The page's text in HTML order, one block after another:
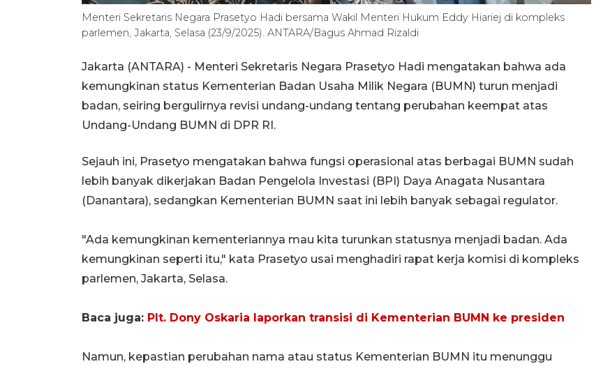
Menteri Sekretaris Negara Prasetyo Hadi bersama Wakil Menteri Hukum Eddy Hiariej di kompleks
parlemen, Jakarta, Selasa (23/9/2025). ANTARA/Bagus Ahmad Rizaldi
Jakarta (ANTARA) - Menteri Sekretaris Negara Prasetyo Hadi mengatakan bahwa ada
kemungkinan status Kementerian Badan Usaha Milik Negara (BUMN) turun menjadi
badan, seiring bergulirnya revisi undang-undang tentang perubahan keempat atas
Undang-Undang BUMN di DPR RI.
Sejauh ini, Prasetyo mengatakan bahwa fungsi operasional atas berbagai BUMN sudah
lebih banyak dikerjakan Badan Pengelola Investasi (BPI) Daya Anagata Nusantara
(Danantara), sedangkan Kementerian BUMN saat ini lebih banyak sebagai regulator.
"Ada kemungkinan kementeriannya mau kita turunkan statusnya menjadi badan. Ada
kemungkinan seperti itu," kata Prasetyo usai menghadiri rapat kerja komisi di kompleks
parlemen, Jakarta, Selasa.
Baca juga: Plt. Dony Oskaria laporkan transisi di Kementerian BUMN ke presiden
Namun, kepastian perubahan nama atau status Kementerian BUMN itu menunggu